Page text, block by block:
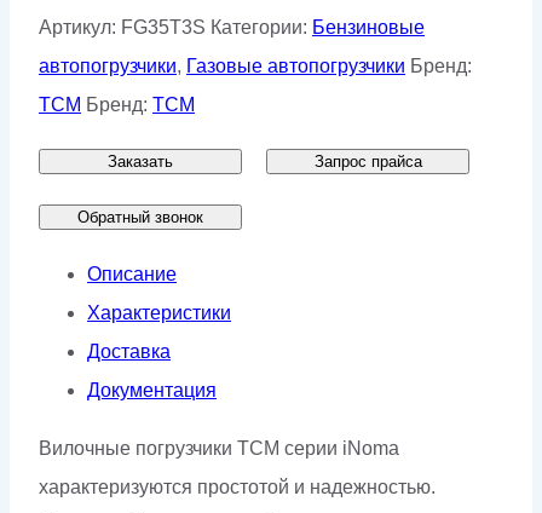
Артикул: FG35T3S Категории: Бензиновые
автопогрузчики, Газовые автопогрузчики Бренд:
TCM Бренд: TCM
Заказать Запрос прайса
Обратный звонок
Описание
Характеристики
Доставка
Документация
Вилочные погрузчики ТСМ серии iNoma
характеризуются простотой и надежностью.